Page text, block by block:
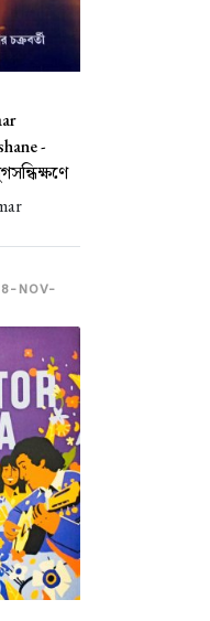
-
NOV-